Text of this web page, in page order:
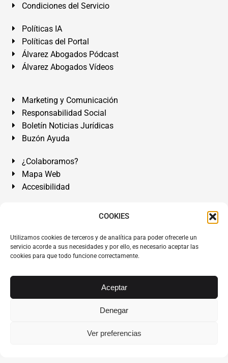
COOKIES
Utilizamos cookies de terceros y de analítica para poder ofrecerle un
servicio acorde a sus necesidades y por ello, es necesario aceptar las
cookies para que todo funcione correctamente.
Aceptar
Denegar
Ver preferencias
Condiciones del Servicio
Políticas IA
Políticas del Portal
Álvarez Abogados Pódcast
Álvarez Abogados Vídeos
Marketing y Comunicación
Responsabilidad Social
Boletín Noticias Jurídicas
Buzón Ayuda
¿Colaboramos?
Mapa Web
Accesibilidad
Álvarez Abogados Tenerife:Calle Teobaldo Power Nº 7,
de Tenerife. Islas Canarias.
Somos Abogados especialistas del Derecho desde 1954.
Tenerife Sur .Mejores Abogados Tenerife
Abogados colegiados y ejercientes del ICATF.
Todos los derechos reservados.